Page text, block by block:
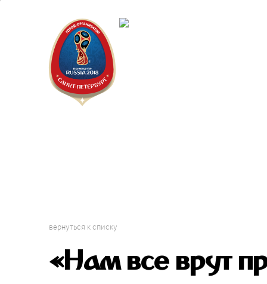
вернуться к списку
«Нам все врут